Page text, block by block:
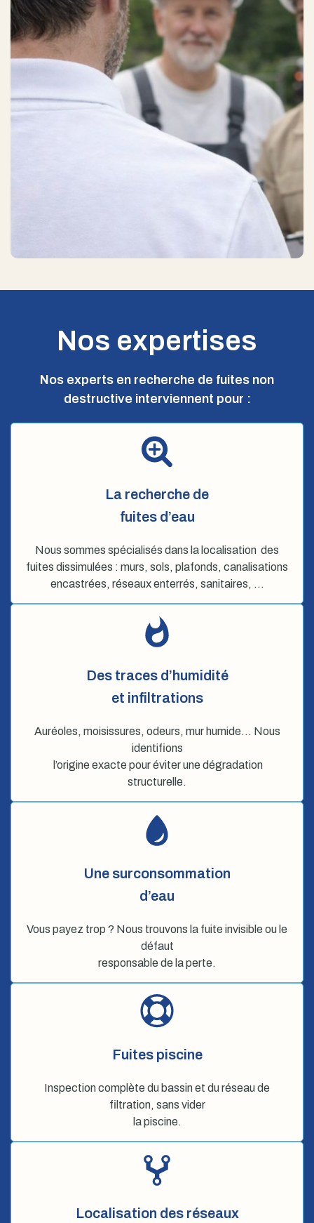
Nos expertises
Nos experts en recherche de fuites non
destructive interviennent pour :
La recherche de
fuites d’eau
Nous sommes spécialisés dans la localisation des
fuites dissimulées : murs, sols, plafonds, canalisations
encastrées, réseaux enterrés, sanitaires, …
Des traces d’humidité
et infiltrations
Auréoles, moisissures, odeurs, mur humide… Nous
identifions
l’origine exacte pour éviter une dégradation
structurelle.
Une surconsommation
d’eau
Vous payez trop ? Nous trouvons la fuite invisible ou le
défaut
responsable de la perte.
Fuites piscine
Inspection complète du bassin et du réseau de
filtration, sans vider
la piscine.
Localisation des réseaux